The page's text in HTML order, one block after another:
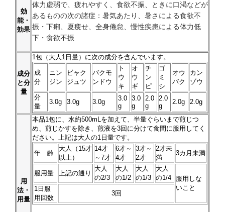
効
能・
効果
体力虚弱で、疲れやすく、食欲不振、ときに口渇などが
あるものの次の諸症：暑気あたり、暑さによる食欲不
振・下痢、夏痩せ、全身倦怠、慢性疾患による体力低
下・食欲不振
成分
と分
量
1包（大人1日量）に次の成分を含んでいます。
成
分
ニン
ジン
ビャク
ジュツ
バクモ
ンドウ
ト
ウ
キ
オ
ウ
ギ
チ
ン
ピ
ゴ
ミ
シ
オウ
バク
カン
ゾウ
分
量
3.0g 3.0g 3.0g
3.0
g
3.0
g
2.0
g
2.0
g
2.0g 2.0g
用
法・
用量
本品1包に、水約500mLを加えて、半量ぐらいまで煎じつ
め、煎じかすを除き、煎液を3回に分けて食間に服用してく
ださい。上記は大人の1日量です。
年 齢
大人（15才
以上）
14才
～7才
6才～
4才
3才～
2才
2才未
満
3カ月未満
服用量 上記の通り
大人
の2/3
大人
の1/2
大人
の1/3
大人
の1/4
服用しな
いこと
1日服
用回数
3回